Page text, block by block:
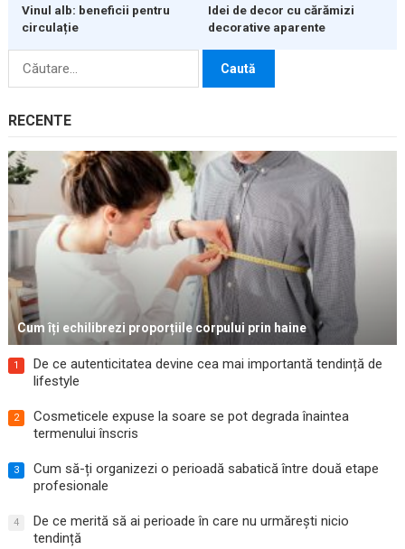
Vinul alb: beneficii pentru
circulație
Idei de decor cu cărămizi
decorative aparente
Caută
RECENTE
Cum îți echilibrezi proporțiile corpului prin haine
1
De ce autenticitatea devine cea mai importantă tendință de
lifestyle
2
Cosmeticele expuse la soare se pot degrada înaintea
termenului înscris
3
Cum să-ți organizezi o perioadă sabatică între două etape
profesionale
4
De ce merită să ai perioade în care nu urmărești nicio
tendință